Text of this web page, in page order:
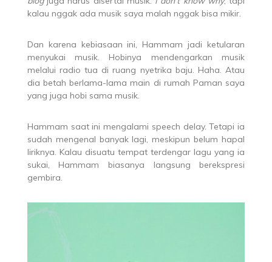
kalau nggak ada musik saya malah nggak bisa mikir.
Dan karena kebiasaan ini, Hammam jadi ketularan
menyukai musik. Hobinya mendengarkan musik
melalui radio tua di ruang nyetrika baju. Haha. Atau
dia betah berlama-lama main di rumah Paman saya
yang juga hobi sama musik.
Hammam saat ini mengalami speech delay. Tetapi ia
sudah mengenal banyak lagi, meskipun belum hapal
liriknya. Kalau disuatu tempat terdengar lagu yang ia
sukai, Hammam biasanya langsung berekspresi
gembira.